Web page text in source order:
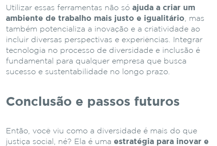
Utilizar essas ferramentas não só ajuda a criar um
ambiente de trabalho mais justo e igualitário , mas
também potencializa a inovação e a criatividade ao
incluir diversas perspectivas e experiências. Integrar
tecnologia no processo de diversidade e inclusão é
fundamental para qualquer empresa que busca
sucesso e sustentabilidade no longo prazo.
Conclusão e passos futuros
Então, você viu como a diversidade é mais do que
justiça social, né? Ela é uma estratégia para inovar e